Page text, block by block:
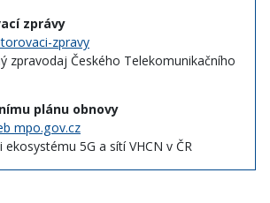
zprávy
zpravy
zpravodaj Českého Telekomunikačního
plánu obnovy
mpo.gov.cz
5G a sítí VHCN v ČR